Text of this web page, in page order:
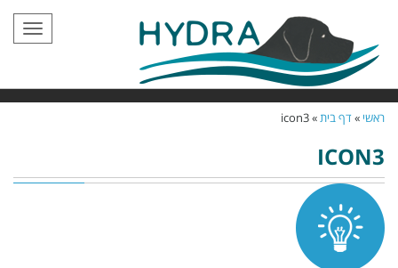
תפריט
ראשי »דף בית»
icon3
ICON3